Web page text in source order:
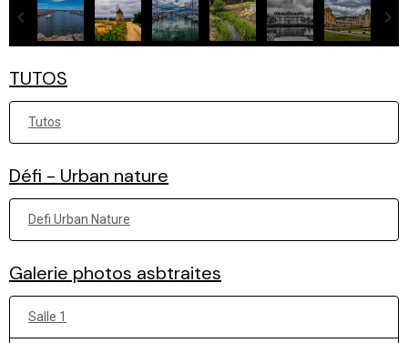
TUTOS
Tutos
Défi - Urban nature
Defi Urban Nature
Galerie photos asbtraites
Salle 1